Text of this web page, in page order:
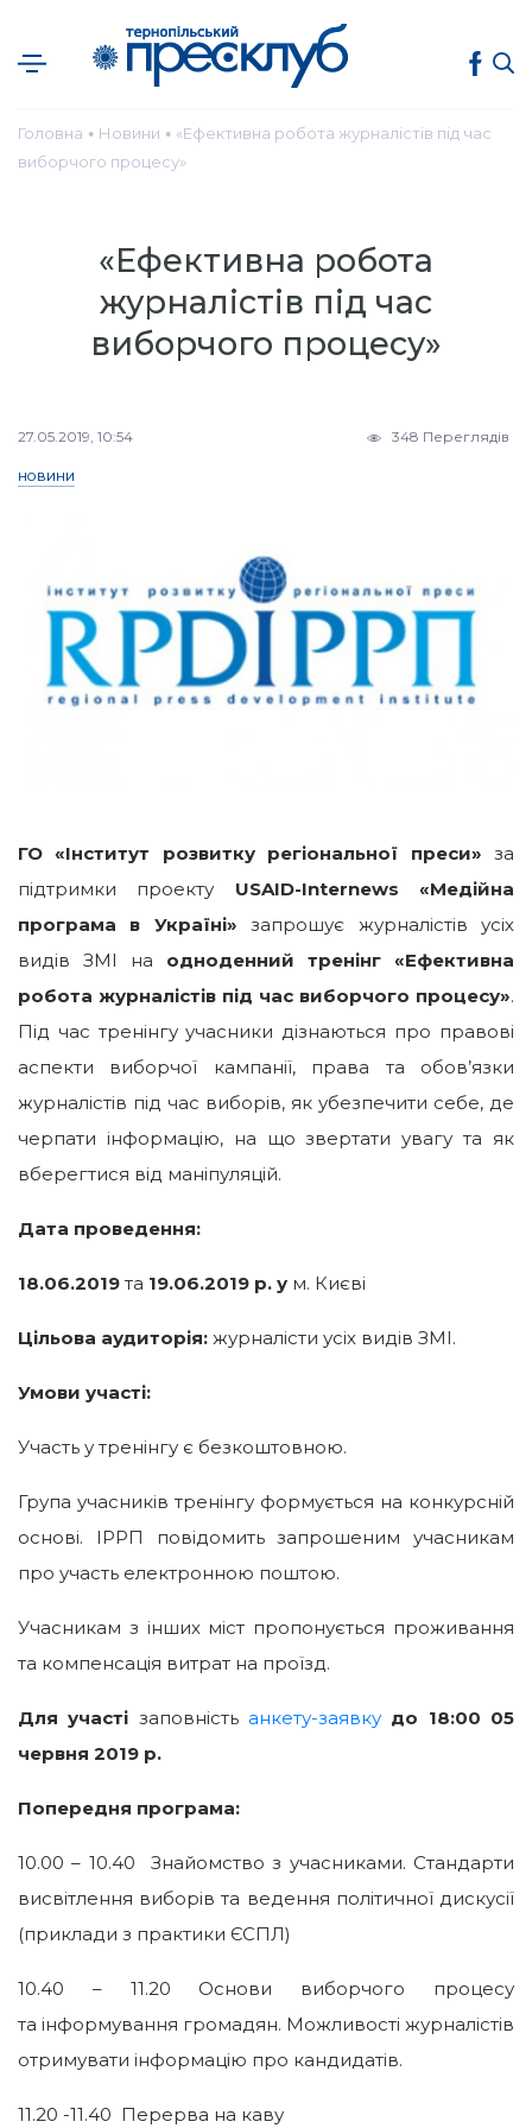
Головна ● Новини ● «Ефективна робота журналістів під час
виборчого процесу»
«Ефективна робота
журналістів під час
виборчого процесу»
27.05.2019, 10:54 348 Переглядів
НОВИНИ
ГО «Інститут розвитку регіональної преси» за
підтримки проекту USAID-Internews «Медійна
програма в Україні» запрошує журналістів усіх
видів ЗМІ на одноденний
тренінг «Ефективна
робота журналістів під час виборчого процесу».
Під час тренінгу учасники дізнаються про правові
аспекти виборчої кампанії, права та обов’язки
журналістів під час виборів, як убезпечити себе, де
черпати інформацію, на що звертати увагу та як
вберегтися від маніпуляцій.
Дата проведення:
18.06.2019 та 19.06.2019 р. у м. Києві
Цільова аудиторія: журналісти усіх видів ЗМІ.
Умови участі:
Участь у тренінгу є безкоштовною.
Група учасників тренінгу формується на конкурсній
основі. ІРРП повідомить запрошеним учасникам
про участь електронною поштою.
Учасникам з інших міст пропонується проживання
та компенсація витрат на проїзд.
Для участі заповністьанкету-заявку до 18:00 05
червня 2019 р.
Попередня програма:
10.00 – 10.40 Знайомство з учасниками. Стандарти
висвітлення виборів та ведення політичної дискусії
(приклади з практики ЄСПЛ)
10.40 – 11.20 Основи виборчого процесу
та інформування громадян. Можливості журналістів
отримувати інформацію про кандидатів.
11.20 -11.40 Перерва на каву